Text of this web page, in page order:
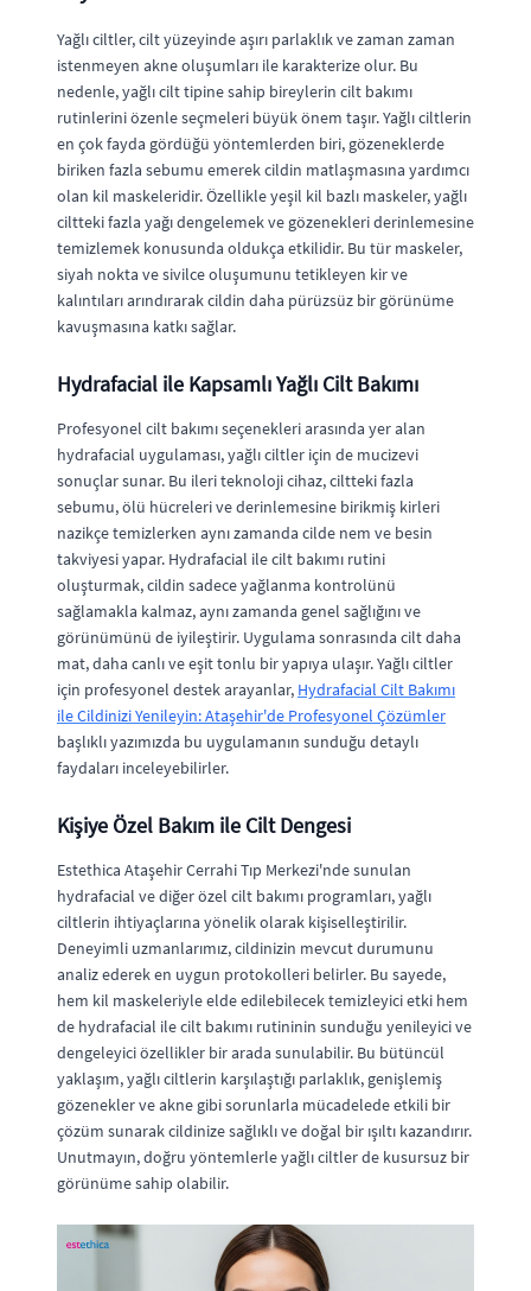
Yağlı ciltler, cilt yüzeyinde aşırı parlaklık ve zaman zaman
istenmeyen akne oluşumları ile karakterize olur. Bu
nedenle, yağlı cilt tipine sahip bireylerin cilt bakımı
rutinlerini özenle seçmeleri büyük önem taşır. Yağlı ciltlerin
en çok fayda gördüğü yöntemlerden biri, gözeneklerde
biriken fazla sebumu emerek cildin matlaşmasına yardımcı
olan kil maskeleridir. Özellikle yeşil kil bazlı maskeler, yağlı
ciltteki fazla yağı dengelemek ve gözenekleri derinlemesine
temizlemek konusunda oldukça etkilidir. Bu tür maskeler,
siyah nokta ve sivilce oluşumunu tetikleyen kir ve
kalıntıları arındırarak cildin daha pürüzsüz bir görünüme
kavuşmasına katkı sağlar.
Hydrafacial ile Kapsamlı Yağlı Cilt Bakımı
Profesyonel cilt bakımı seçenekleri arasında yer alan
hydrafacial uygulaması, yağlı ciltler için de mucizevi
sonuçlar sunar. Bu ileri teknoloji cihaz, ciltteki fazla
sebumu, ölü hücreleri ve derinlemesine birikmiş kirleri
nazikçe temizlerken aynı zamanda cilde nem ve besin
takviyesi yapar. Hydrafacial ile cilt bakımı rutini
oluşturmak, cildin sadece yağlanma kontrolünü
sağlamakla kalmaz, aynı zamanda genel sağlığını ve
görünümünü de iyileştirir. Uygulama sonrasında cilt daha
mat, daha canlı ve eşit tonlu bir yapıya ulaşır. Yağlı ciltler
için profesyonel destek arayanlar, Hydrafacial Cilt Bakımı
ile Cildinizi Yenileyin: Ataşehir'de Profesyonel Çözümler
başlıklı yazımızda bu uygulamanın sunduğu detaylı
faydaları inceleyebilirler.
Kişiye Özel Bakım ile Cilt Dengesi
Estethica Ataşehir Cerrahi Tıp Merkezi'nde sunulan
hydrafacial ve diğer özel cilt bakımı programları, yağlı
ciltlerin ihtiyaçlarına yönelik olarak kişiselleştirilir.
Deneyimli uzmanlarımız, cildinizin mevcut durumunu
analiz ederek en uygun protokolleri belirler. Bu sayede,
hem kil maskeleriyle elde edilebilecek temizleyici etki hem
de hydrafacial ile cilt bakımı rutininin sunduğu yenileyici ve
dengeleyici özellikler bir arada sunulabilir. Bu bütüncül
yaklaşım, yağlı ciltlerin karşılaştığı parlaklık, genişlemiş
gözenekler ve akne gibi sorunlarla mücadelede etkili bir
çözüm sunarak cildinize sağlıklı ve doğal bir ışıltı kazandırır.
Unutmayın, doğru yöntemlerle yağlı ciltler de kusursuz bir
görünüme sahip olabilir.